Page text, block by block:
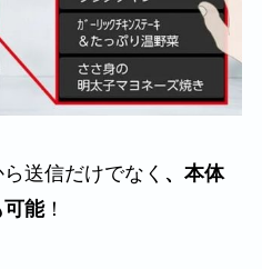
送信だけでなく 、本体
可能！